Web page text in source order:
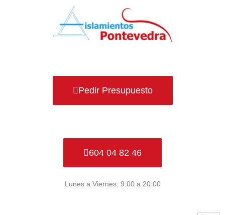
Pedir Presupuesto
604 04 82 46
Lunes a Viernes: 9:00 a 20:00